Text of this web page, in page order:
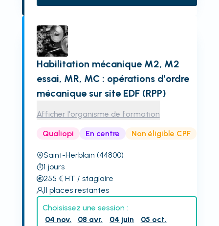
Habilitation mécanique M2, M2
essai, MR, MC : opérations d'ordre
mécanique sur site EDF (RPP)
Afficher l'organisme de formation
Qualiopi En centre Non éligible CPF
Saint-Herblain (44800)
1 jours
255 € HT / stagiaire
11 places restantes
Choisissez une session :
04 nov.
08 avr. 04 juin
05 oct.